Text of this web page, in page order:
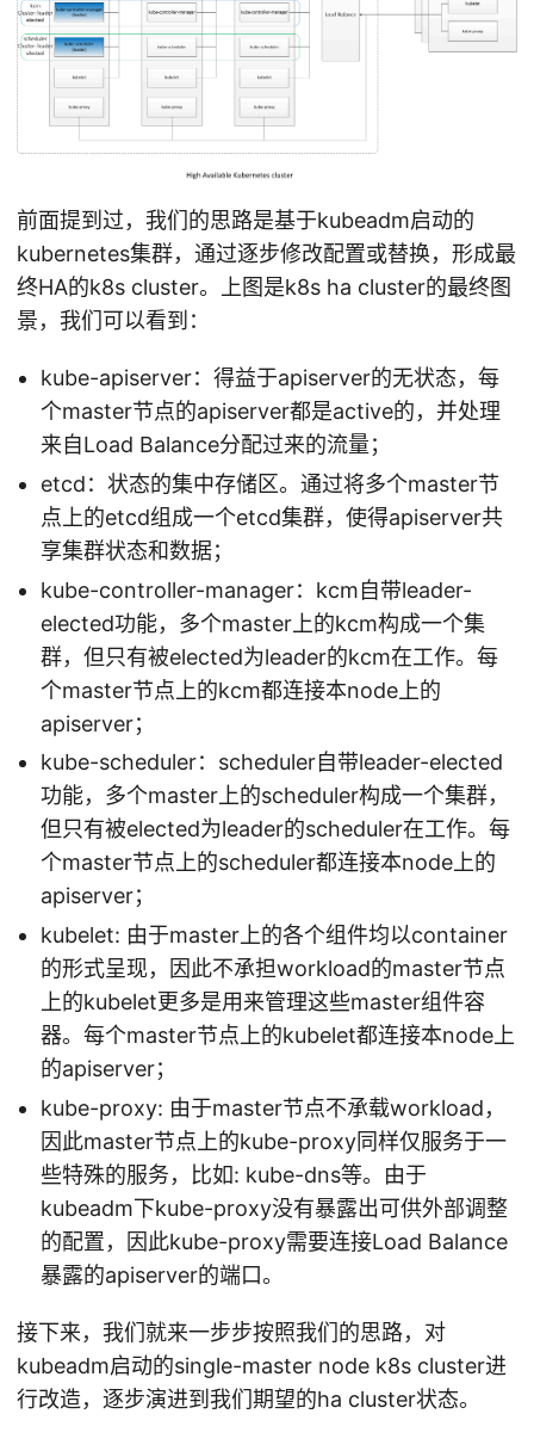
前面提到过，我们的思路是基于kubeadm启动的
kubernetes集群，通过逐步修改配置或替换，形成最
终HA的k8s cluster。上图是k8s ha cluster的最终图
景，我们可以看到：
kube-apiserver：得益于apiserver的无状态，每
个master节点的apiserver都是active的，并处理
来自Load Balance分配过来的流量；
etcd：状态的集中存储区。通过将多个master节
点上的etcd组成一个etcd集群，使得apiserver共
享集群状态和数据；
kube-controller-manager：kcm自带leader-
elected功能，多个master上的kcm构成一个集
群，但只有被elected为leader的kcm在工作。每
个master节点上的kcm都连接本node上的
apiserver；
kube-scheduler：scheduler自带leader-elected
功能，多个master上的scheduler构成一个集群，
但只有被elected为leader的scheduler在工作。每
个master节点上的scheduler都连接本node上的
apiserver；
kubelet: 由于master上的各个组件均以container
的形式呈现，因此不承担workload的master节点
上的kubelet更多是用来管理这些master组件容
器。每个master节点上的kubelet都连接本node上
的apiserver；
kube-proxy: 由于master节点不承载workload，
因此master节点上的kube-proxy同样仅服务于一
些特殊的服务，比如: kube-dns等。由于
kubeadm下kube-proxy没有暴露出可供外部调整
的配置，因此kube-proxy需要连接Load Balance
暴露的apiserver的端口。
接下来，我们就来一步步按照我们的思路，对
kubeadm启动的single-master node k8s cluster进
行改造，逐步演进到我们期望的ha cluster状态。